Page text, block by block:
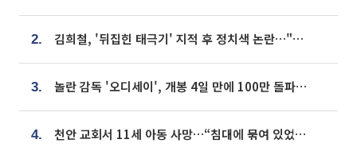
2. 김희철, '뒤집힌 태극기' 지적 후 정치색 논란…"좌우 떠나 우리나라 국기"
3. 놀란 감독 '오디세이', 개봉 4일 만에 100만 돌파⋯'왕사남' 보다 빠르다
4. 천안 교회서 11세 아동 사망…“침대에 묶여 있었다” 진술 확보